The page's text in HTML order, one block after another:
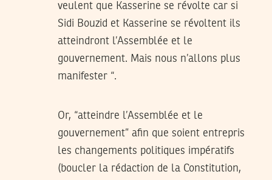
veulent que Kasserine se révolte car si
Sidi Bouzid et Kasserine se révoltent ils
atteindront l’Assemblée et le
gouvernement. Mais nous n’allons plus
manifester “.
Or, “atteindre l’Assemblée et le
gouvernement” afin que soient entrepris
les changements politiques impératifs
(boucler la rédaction de la Constitution,